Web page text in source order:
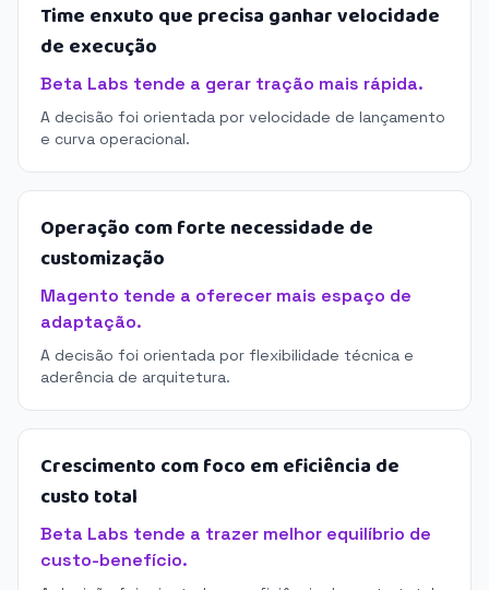
Time enxuto que precisa ganhar velocidade
de execução
Beta Labs tende a gerar tração mais rápida.
A decisão foi orientada por velocidade de lançamento
e curva operacional.
Operação com forte necessidade de
customização
Magento tende a oferecer mais espaço de
adaptação.
A decisão foi orientada por flexibilidade técnica e
aderência de arquitetura.
Crescimento com foco em eficiência de
custo total
Beta Labs tende a trazer melhor equilíbrio de
custo-benefício.